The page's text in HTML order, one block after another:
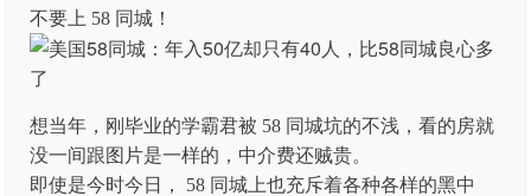
不要上 58 同城！
想当年，刚毕业的学霸君被 58 同城坑的不浅，看的房就
没一间跟图片是一样的，中介费还贼贵。
即使是今时今日， 58 同城上也充斥着各种各样的黑中